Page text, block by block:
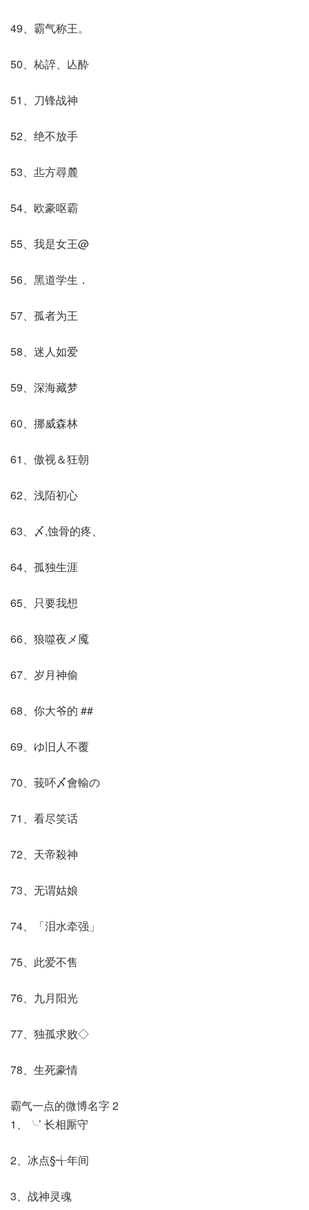
49、霸气称王。
50、杺誶、亾酔
51、刀锋战神
52、绝不放手
53、丠方尋麓
54、欧豪呕霸
55、我是女王@
56、黑道学生．
57、孤者为王
58、迷人如爱
59、深海藏梦
60、挪威森林
61、傲视＆狂朝
62、浅陌初心
63、〆,蚀骨的疼、
64、孤独生涯
65、只要我想
66、狼噬夜メ魇
67、岁月神偷
68、你大爷的 ##
69、ゆ旧人不覆
70、莪吥〆會輸の
71、看尽笑话
72、天帝殺神
73、无谓姑娘
74、「泪水牵强」
75、此爱不售
76、九月阳光
77、独孤求败◇
78、生死豪情
霸气一点的微博名字 2
1、╰’ 长相厮守
2、冰点§╅年间
3、战神灵魂